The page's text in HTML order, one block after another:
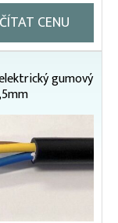
CENU
gumový